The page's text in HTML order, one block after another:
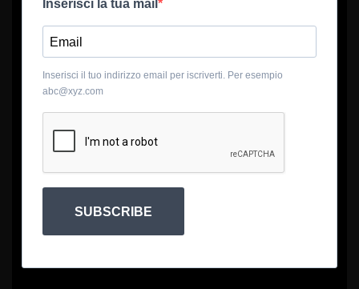
Inserisci la tua mail
Inserisci il tuo indirizzo email per iscriverti. Per esempio
abc@xyz.com
SUBSCRIBE